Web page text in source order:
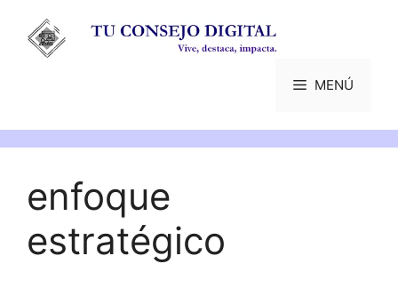
contenido
MENÚ
enfoque
estratégico